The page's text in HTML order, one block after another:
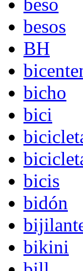
beso
besos
BH
bicho
bici
bicis
bidón
bikini